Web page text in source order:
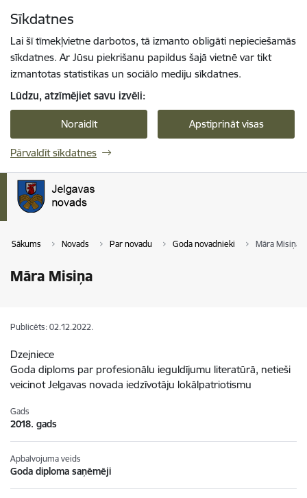
Sīkdatnes
Lai šī tīmekļvietne darbotos, tā izmanto obligāti nepieciešamās
sīkdatnes. Ar Jūsu piekrišanu papildus šajā vietnē var tikt
izmantotas statistikas un sociālo mediju sīkdatnes.
Lūdzu, atzīmējiet savu izvēli:
Noraidīt Apstiprināt visas
Pārvaldīt sīkdatnes
Sākums Novads Par novadu Goda novadnieki Māra Misiņa
Māra Misiņa
Publicēts: 02.12.2022.
Dzejniece
Goda diploms par profesionālu ieguldījumu literatūrā, netieši
veicinot Jelgavas novada iedzīvotāju lokālpatriotismu
Gads
2018. gads
Apbalvojuma veids
Goda diploma saņēmēji